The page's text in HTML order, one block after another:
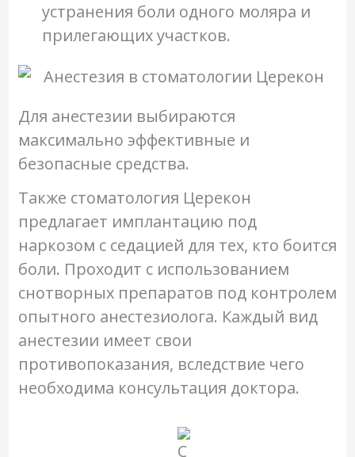
устранения боли одного моляра и
прилегающих участков.
Для анестезии выбираются
максимально эффективные и
безопасные средства.
Также стоматология Церекон
предлагает имплантацию под
наркозом с седацией для тех, кто боится
боли. Проходит с использованием
снотворных препаратов под контролем
опытного анестезиолога. Каждый вид
анестезии имеет свои
противопоказания, вследствие чего
необходима консультация доктора.